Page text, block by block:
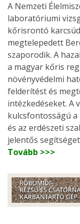
A Nemzeti
laboratóriumi
kőrisrontó
megtelepedett
szaporodik. A
a magyar kőris
növényvédelmi
felderítést és
intézkedéseket. A
kulcsfontosságú
és az erdészeti
jelentős
Tovább >>>